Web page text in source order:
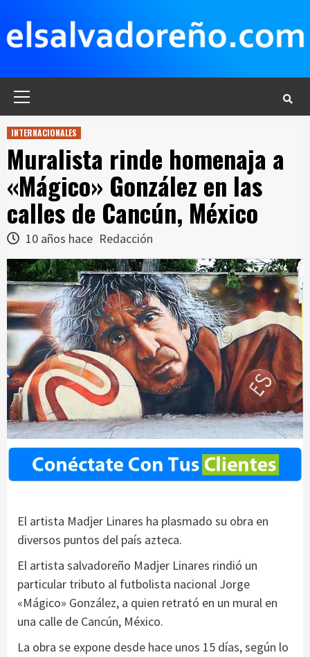
contenido
INTERNACIONALES
Muralista rinde homenaja a
«Mágico» González en las
calles de Cancún, México
10 años hace Redacción
El artista Madjer Linares ha plasmado su obra en
diversos puntos del país azteca.
El artista salvadoreño Madjer Linares rindió un
particular tributo al futbolista nacional Jorge
«Mágico» González, a quien retrató en un mural en
una calle de Cancún, México.
La obra se expone desde hace unos 15 días, según lo